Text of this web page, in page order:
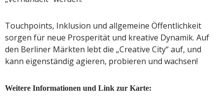
Touchpoints, Inklusion und allgemeine Öffentlichkeit
sorgen für neue Prosperität und kreative Dynamik. Auf
den Berliner Märkten lebt die „Creative City“ auf, und
kann eigenständig agieren, probieren und wachsen!
Weitere Informationen und Link zur Karte: